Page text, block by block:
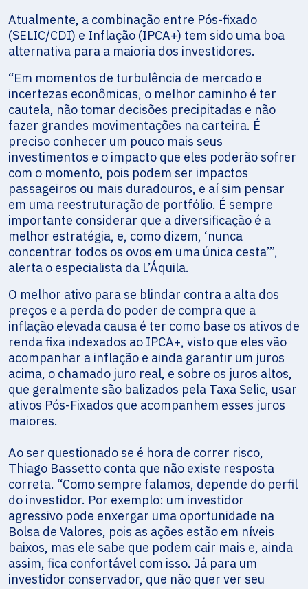
Atualmente, a combinação entre Pós-fixado
(SELIC/CDI) e Inflação (IPCA+) tem sido uma boa
alternativa para a maioria dos investidores.
“Em momentos de turbulência de mercado e
incertezas econômicas, o melhor caminho é ter
cautela, não tomar decisões precipitadas e não
fazer grandes movimentações na carteira. É
preciso conhecer um pouco mais seus
investimentos e o impacto que eles poderão sofrer
com o momento, pois podem ser impactos
passageiros ou mais duradouros, e aí sim pensar
em uma reestruturação de portfólio. É sempre
importante considerar que a diversificação é a
melhor estratégia, e, como dizem, ‘nunca
concentrar todos os ovos em uma única cesta’”,
alerta o especialista da L’Áquila.
O melhor ativo para se blindar contra a alta dos
preços e a perda do poder de compra que a
inflação elevada causa é ter como base os ativos de
renda fixa indexados ao IPCA+, visto que eles vão
acompanhar a inflação e ainda garantir um juros
acima, o chamado juro real, e sobre os juros altos,
que geralmente são balizados pela Taxa Selic, usar
ativos Pós-Fixados que acompanhem esses juros
maiores.
Ao ser questionado se é hora de correr risco,
Thiago Bassetto conta que não existe resposta
correta. “Como sempre falamos, depende do perfil
do investidor. Por exemplo: um investidor
agressivo pode enxergar uma oportunidade na
Bolsa de Valores, pois as ações estão em níveis
baixos, mas ele sabe que podem cair mais e, ainda
assim, fica confortável com isso. Já para um
investidor conservador, que não quer ver seu